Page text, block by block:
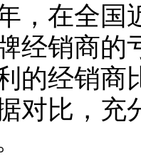
，在全国
经销商的
的经销商
对比，充